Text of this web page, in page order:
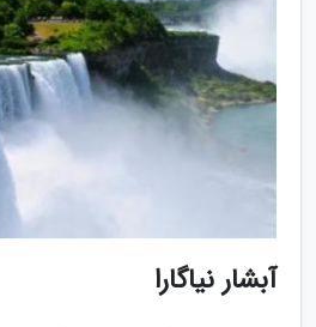
آبشار نیاگارا